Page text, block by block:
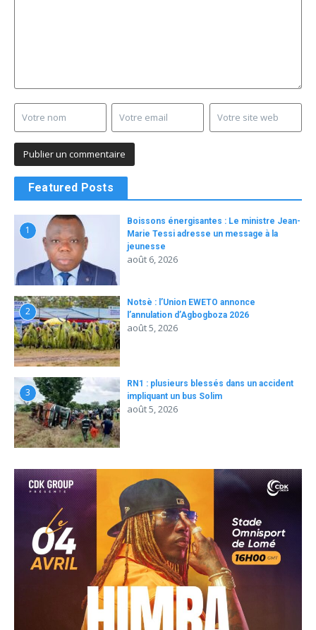
Featured Posts
1
Boissons énergisantes : Le ministre Jean-
Marie Tessi adresse un message à la
jeunesse
août 6, 2026
2
Notsè : l’Union EWETO annonce
l’annulation d’Agbogboza 2026
août 5, 2026
3
RN1 : plusieurs blessés dans un accident
impliquant un bus Solim
août 5, 2026